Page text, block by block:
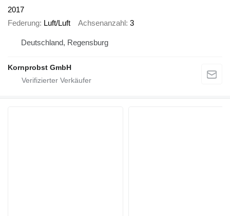
2017
Federung Luft/Luft Achsenanzahl 3
Deutschland, Regensburg
Kornprobst GmbH